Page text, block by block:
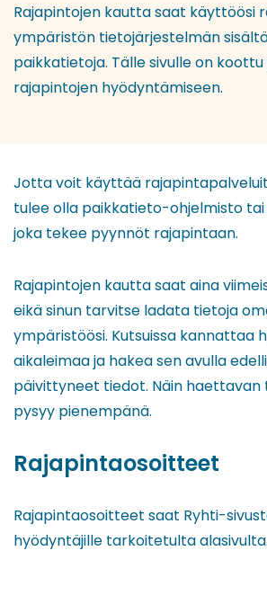
Rajapintojen kautta saat käyttöösi
ympäristön tietojärjestelmän
paikkatietoja. Tälle sivulle on
rajapintojen hyödyntämiseen.
Jotta voit käyttää
tulee olla paikkatieto-ohjelmisto tai
joka tekee pyynnöt rajapintaan.
Rajapintojen kautta saat aina
eikä sinun tarvitse ladata tietoja
ympäristöösi. Kutsuissa kannattaa
aikaleimaa ja hakea sen avulla
päivittyneet tiedot. Näin haettavan
pysyy pienempänä.
Rajapintaosoitteet
Rajapintaosoitteet saat Ryhti-
hyödyntäjille tarkoitetulta alasivulta.